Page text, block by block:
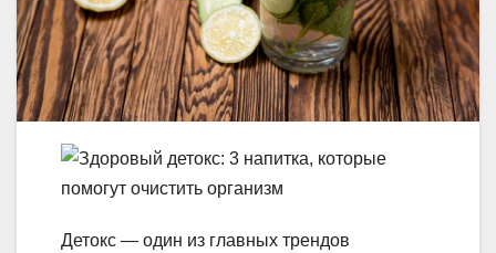
Детокс — один из главных трендов